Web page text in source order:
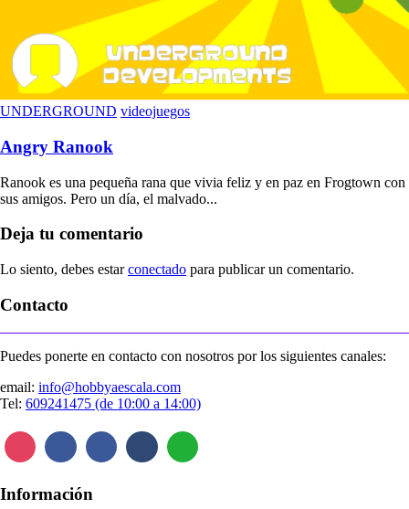
UNDERGROUND videojuegos
Angry Ranook
Ranook es una pequeña rana que vivia feliz y en paz en Frogtown con
sus amigos. Pero un día, el malvado...
Deja tu comentario
Lo siento, debes estarconectado para publicar un comentario.
Contacto
Puedes ponerte en contacto con nosotros por los siguientes canales:
email: info@hobbyaescala.com
Tel: 609241475 (de 10:00 a 14:00)
Información